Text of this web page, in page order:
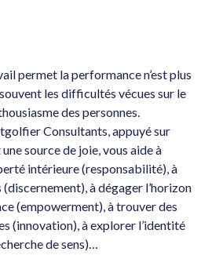
permet la performance n’est plus
les difficultés vécues sur le
des personnes.
Consultants, appuyé sur
source de joie, vous aide à
intérieure (responsabilité), à
à dégager l’horizon
(empowerment), à trouver des
(innovation), à explorer l’identité
de sens)…